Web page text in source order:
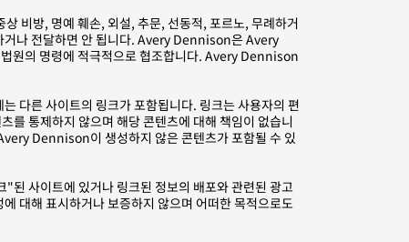
비방, 명예 훼손, 외설, 추문, 선동적, 포르노, 무례하거
거나 전달하면 안 됩니다. Avery Dennison은 Avery
원의 명령에 적극적으로 협조합니다. Avery Dennison
다른 사이트의 링크가 포함됩니다. 링크는 사용자의 편
통제하지 않으며 해당 콘텐츠에 대해 책임이 없습니
Dennison이 생성하지 않은 콘텐츠가 포함될 수 있
사이트에 있거나 링크된 정보의 배포와 관련된 광고
대해 표시하거나 보증하지 않으며 어떠한 목적으로도